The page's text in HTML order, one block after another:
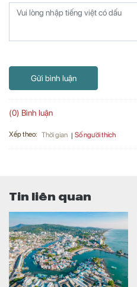
Gửi bình luận
(0) Bình luận
Xếp theo: Thời gian Số người thích
Tin liên quan